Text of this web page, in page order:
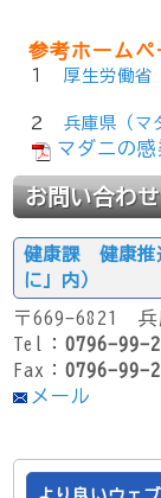
参考ホームペ
１ 厚生労働省
２ 兵庫県（マ
マダニの
お問い合わせ
健康課 健康推
に」内）
〒669-6821 兵
Tel：0796-99-
Fax：0796-99-
メール